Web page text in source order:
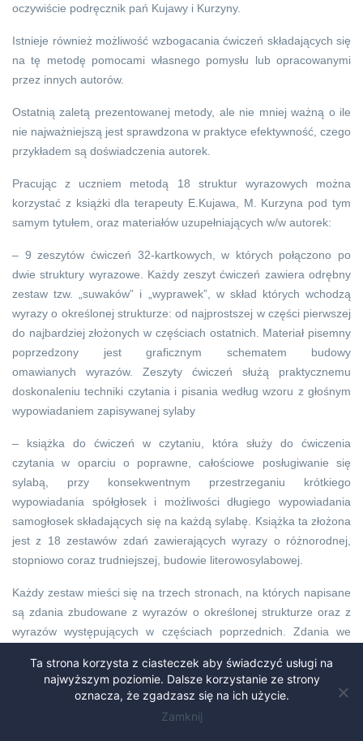
oczywiście podręcznik pań Kujawy i Kurzyny.
Istnieje również możliwość wzbogacania ćwiczeń składających się
na tę metodę pomocami własnego pomysłu lub opracowanymi
przez innych autorów.
Ostatnią zaletą prezentowanej metody, ale nie mniej ważną o ile
nie najważniejszą jest sprawdzona w praktyce efektywność, czego
przykładem są doświadczenia autorek.
Pracując z uczniem metodą 18 struktur wyrazowych można
korzystać z książki dla terapeuty E.Kujawa, M. Kurzyna pod tym
samym tytułem, oraz materiałów uzupełniających w/w autorek:
– 9 zeszytów ćwiczeń 32-kartkowych, w których połączono po
dwie struktury wyrazowe. Każdy zeszyt ćwiczeń zawiera odrębny
zestaw tzw. „suwaków” i „wyprawek”, w skład których wchodzą
wyrazy o określonej strukturze: od najprostszej w części pierwszej
do najbardziej złożonych w częściach ostatnich. Materiał pisemny
poprzedzony jest graficznym schematem budowy
omawianych wyrazów. Zeszyty ćwiczeń służą praktycznemu
doskonaleniu techniki czytania i pisania według wzoru z głośnym
wypowiadaniem zapisywanej sylaby
– książka do ćwiczeń w czytaniu, która służy do ćwiczenia
czytania w oparciu o poprawne, całościowe posługiwanie się
sylabą, przy konsekwentnym przestrzeganiu krótkiego
wypowiadania spółgłosek i możliwości długiego wypowiadania
samogłosek składających się na każdą sylabę. Książka ta złożona
jest z 18 zestawów zdań zawierających wyrazy o różnorodnej,
stopniowo coraz trudniejszej, budowie literowosylabowej.
Każdy zestaw mieści się na trzech stronach, na których napisane
są zdania zbudowane z wyrazów o określonej strukturze oraz z
wyrazów występujących w częściach poprzednich. Zdania we
sposób:
– pierwsza strona – druk największy, wyrazy podzielone na sylaby
i oddzielone od siebie myślnikami;
Ta strona korzysta z ciasteczek aby świadczyć usługi na
najwyższym poziomie. Dalsze korzystanie ze strony
oznacza, że zgadzasz się na ich użycie.
Zamknij